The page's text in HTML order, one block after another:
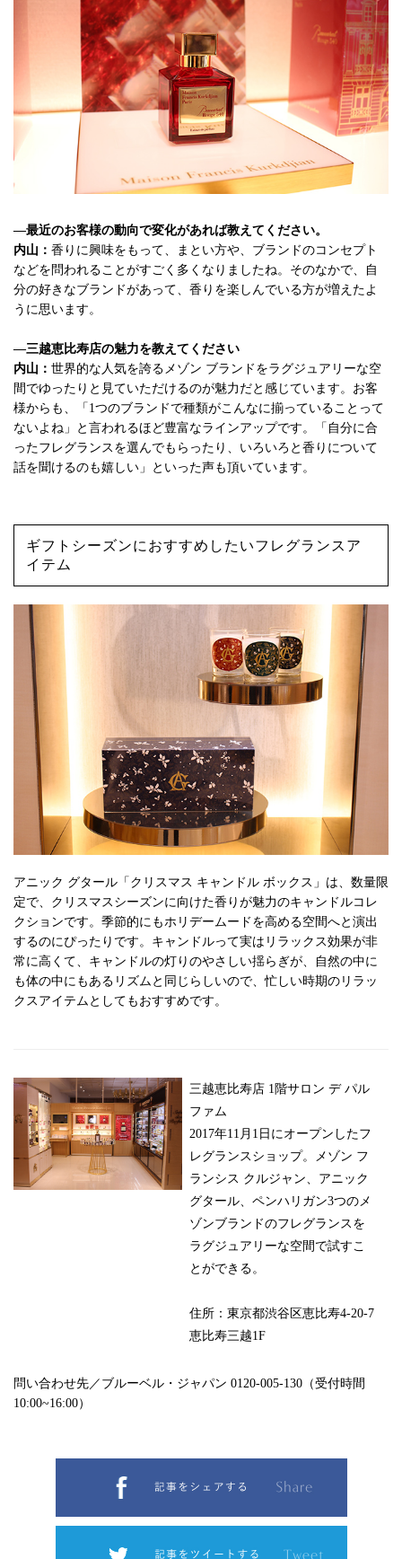
—最近のお客様の動向で変化があれば教えてください。
内山： 香りに興味をもって、まとい方や、ブランドのコンセプト
などを問われることがすごく多くなりましたね。そのなかで、自
分の好きなブランドがあって、香りを楽しんでいる方が増えたよ
うに思います。
—三越恵比寿店の魅力を教えてください
内山： 世界的な人気を誇るメゾン ブランドをラグジュアリーな空
間でゆったりと見ていただけるのが魅力だと感じています。お客
様からも、「1つのブランドで種類がこんなに揃っていることって
ないよね」と言われるほど豊富なラインアップです。「自分に合
ったフレグランスを選んでもらったり、いろいろと香りについて
話を聞けるのも嬉しい」といった声も頂いています。
ギフトシーズンにおすすめしたいフレグランスア
イテム
アニック グタール「クリスマス キャンドル ボックス」は、数量限
定で、クリスマスシーズンに向けた香りが魅力のキャンドルコレ
クションです。季節的にもホリデームードを高める空間へと演出
するのにぴったりです。キャンドルって実はリラックス効果が非
常に高くて、キャンドルの灯りのやさしい揺らぎが、自然の中に
も体の中にもあるリズムと同じらしいので、忙しい時期のリラッ
クスアイテムとしてもおすすめです。
三越恵比寿店 1階サロン デ パル
ファム
2017年11月1日にオープンしたフ
レグランスショップ。メゾン フ
ランシス クルジャン、アニック
グタール、ペンハリガン3つのメ
ゾンブランドのフレグランスを
ラグジュアリーな空間で試すこ
とができる。
住所：東京都渋谷区恵比寿4-20-7
恵比寿三越1F
問い合わせ先／ブルーベル・ジャパン 0120-005-130（受付時間
10:00~16:00）